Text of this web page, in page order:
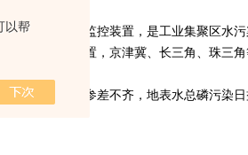
以帮自动在线监控装置，是工业集聚区水污
在线监控装置，京津冀、长三角、珠三
管理水平参差不齐，地表水总磷污染日